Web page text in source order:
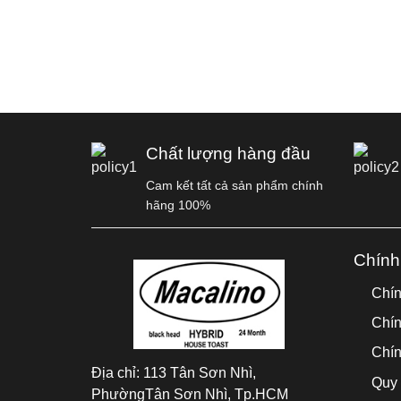
Chất lượng hàng đầu
Cam kết tất cả sản phẩm chính
hãng 100%
Địa chỉ: 113 Tân Sơn Nhì,
PhườngTân Sơn Nhì, Tp.HCM
Quy